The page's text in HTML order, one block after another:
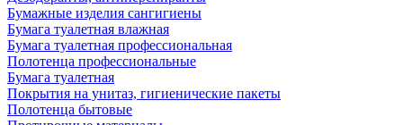
Бумажные изделия сангигиены
Бумага туалетная влажная
Бумага туалетная профессиональная
Полотенца профессиональные
Бумага туалетная
Покрытия на унитаз, гигиенические пакеты
Полотенца бытовые